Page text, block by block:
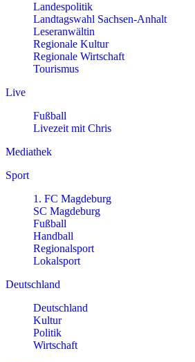
Landespolitik
Landtagswahl Sachsen-Anhalt
Leseranwältin
Regionale Kultur
Regionale Wirtschaft
Tourismus
Live
Fußball
Livezeit mit Chris
Mediathek
Sport
1. FC Magdeburg
SC Magdeburg
Fußball
Handball
Regionalsport
Lokalsport
Deutschland
Deutschland
Kultur
Politik
Wirtschaft